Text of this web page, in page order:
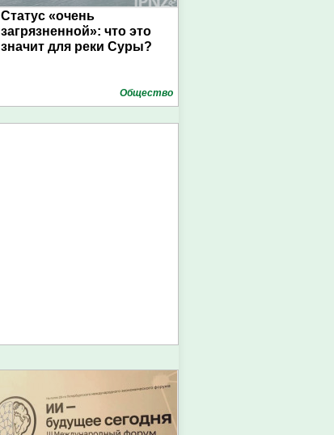
Статус «очень
загрязненной»: что это
значит для реки Суры?
Общество